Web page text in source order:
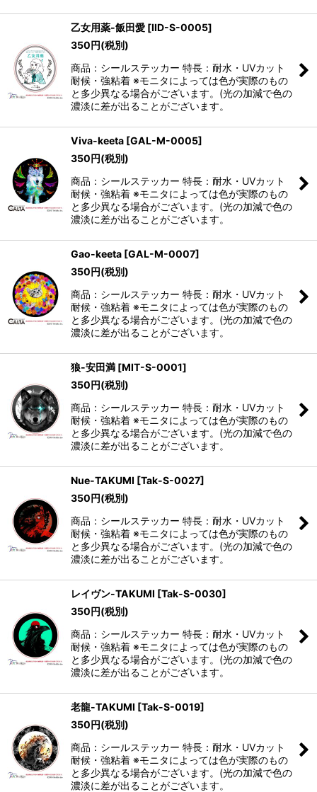
乙女用薬-飯田愛 [IID-S-0005]
350円(税別)
商品：シールステッカー 特長：耐水・UVカット
耐候・強粘着 ※モニタによっては色が実際のもの
と多少異なる場合がございます。(光の加減で色の
濃淡に差が出ることがございます。
Viva-keeta [GAL-M-0005]
350円(税別)
商品：シールステッカー 特長：耐水・UVカット
耐候・強粘着 ※モニタによっては色が実際のもの
と多少異なる場合がございます。(光の加減で色の
濃淡に差が出ることがございます。
Gao-keeta [GAL-M-0007]
350円(税別)
商品：シールステッカー 特長：耐水・UVカット
耐候・強粘着 ※モニタによっては色が実際のもの
と多少異なる場合がございます。(光の加減で色の
濃淡に差が出ることがございます。
狼-安田満 [MIT-S-0001]
350円(税別)
商品：シールステッカー 特長：耐水・UVカット
耐候・強粘着 ※モニタによっては色が実際のもの
と多少異なる場合がございます。(光の加減で色の
濃淡に差が出ることがございます。
Nue-TAKUMI [Tak-S-0027]
350円(税別)
商品：シールステッカー 特長：耐水・UVカット
耐候・強粘着 ※モニタによっては色が実際のもの
と多少異なる場合がございます。(光の加減で色の
濃淡に差が出ることがございます。
レイヴン-TAKUMI [Tak-S-0030]
350円(税別)
商品：シールステッカー 特長：耐水・UVカット
耐候・強粘着 ※モニタによっては色が実際のもの
と多少異なる場合がございます。(光の加減で色の
濃淡に差が出ることがございます。
老龍-TAKUMI [Tak-S-0019]
350円(税別)
商品：シールステッカー 特長：耐水・UVカット
耐候・強粘着 ※モニタによっては色が実際のもの
と多少異なる場合がございます。(光の加減で色の
濃淡に差が出ることがございます。